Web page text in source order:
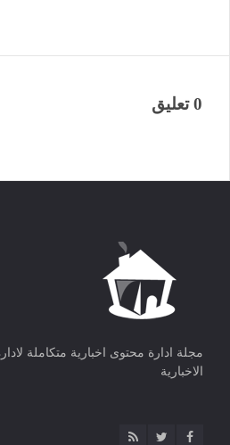
0 تعليق
مجلة ادارة محتوى اخبارية متكاملة
الاخبارية